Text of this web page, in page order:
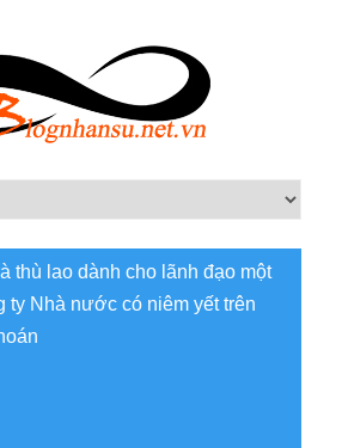
thù lao dành cho lãnh đạo một
ty Nhà nước có niêm yết trên